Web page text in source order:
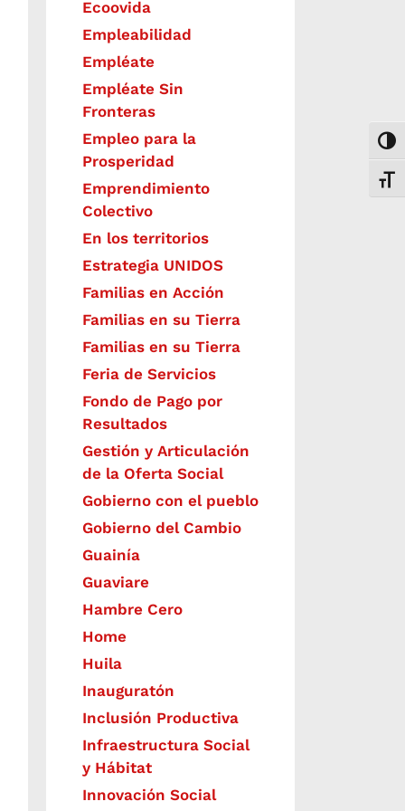
Ecoovida
Empleabilidad
Empléate
Empléate Sin
Fronteras
Empleo para la
Prosperidad
Emprendimiento
Colectivo
En los territorios
Estrategia UNIDOS
Familias en Acción
Familias en su Tierra
Familias en su Tierra
Feria de Servicios
Fondo de Pago por
Resultados
Gestión y Articulación
de la Oferta Social
Gobierno con el pueblo
Gobierno del Cambio
Guainía
Guaviare
Hambre Cero
Home
Huila
Inauguratón
Inclusión Productiva
Infraestructura Social
y Hábitat
​Innovación Social